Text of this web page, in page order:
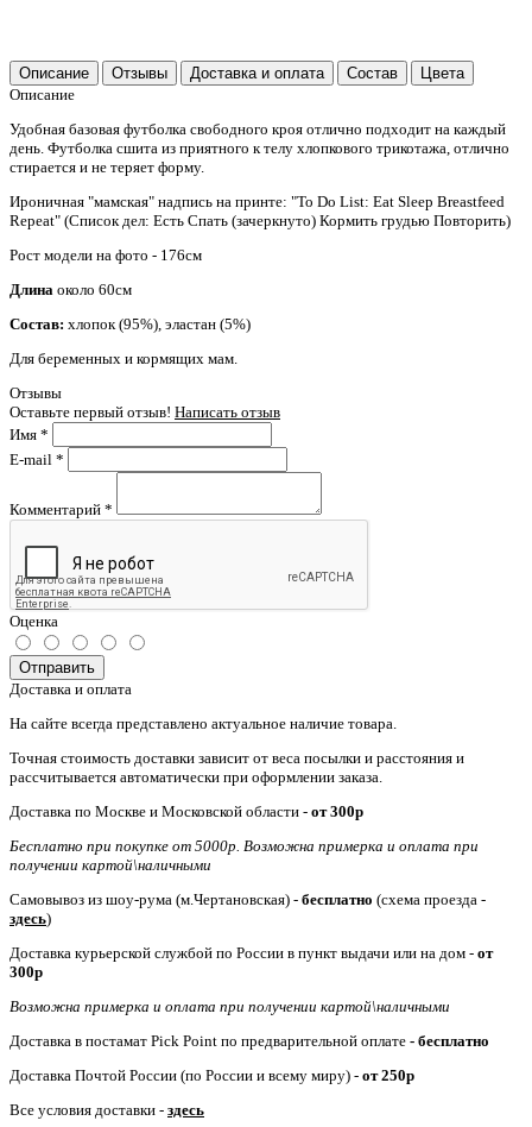
Описание Отзывы Доставка и оплата Состав
Цвета
Описание
Удобная базовая футболка свободного кроя отлично подходит на каждый
день. Футболка сшита из приятного к телу хлопкового трикотажа, отлично
стирается и не теряет форму.
Ироничная "мамская" надпись на принте: "To Do List: Eat Sleep Breastfeed
Repeat" (Список дел: Есть Спать (зачеркнуто) Кормить грудью Повторить)
Рост модели на фото - 176см
Длина около 60см
Состав: хлопок (95%), эластан (5%)
Для беременных и кормящих мам.
Отзывы
Оставьте первый отзыв! Написать отзыв
Имя *
E-mail *
Комментарий *
Оценка
Отправить
Доставка и оплата
На сайте всегда представлено актуальное наличие товара.
Точная стоимость доставки зависит от веса посылки и расстояния и
рассчитывается автоматически при оформлении заказа.
Доставка по Москве и Московской области - от 300р
Бесплатно при покупке от 5000р. Возможна примерка и оплата при
получении картой\наличными
Самовывоз из шоу-рума (м.Чертановская) - бесплатно (схема проезда -
здесь)
Доставка курьерской службой по России в пункт выдачи или на дом - от
300р
Возможна примерка и оплата при получении картой\наличными
Доставка в постамат Pick Point по предварительной оплате - бесплатно
Доставка Почтой России (по России и всему миру) - от 250р
Все условия доставки - здесь